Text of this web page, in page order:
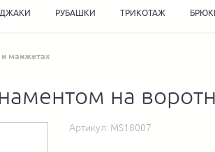
РУБАШКИ ТРИКОТАЖ
и манжетах
на
Артикул: MS18007